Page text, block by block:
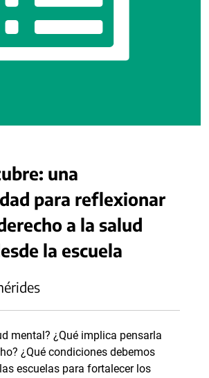
una
para reflexionar
a la salud
la escuela
mental? ¿Qué implica pensarla
¿Qué condiciones debemos
escuelas para fortalecer los